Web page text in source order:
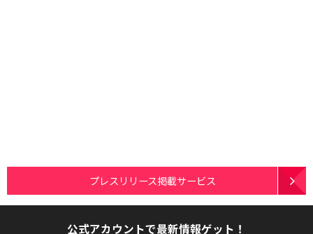
プレスリリース掲載サービス
公式アカウントで最新情報ゲット！